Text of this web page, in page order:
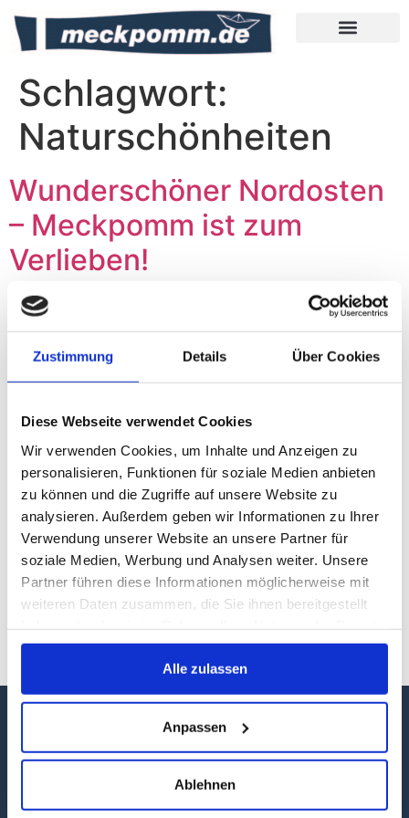
Zustimmung Details Über Cookies
Diese Webseite verwendet Cookies
Wir verwenden Cookies, um Inhalte und Anzeigen zu
personalisieren, Funktionen für soziale Medien anbieten
zu können und die Zugriffe auf unsere Website zu
analysieren. Außerdem geben wir Informationen zu Ihrer
Verwendung unserer Website an unsere Partner für
soziale Medien, Werbung und Analysen weiter. Unsere
Partner führen diese Informationen möglicherweise mit
weiteren Daten zusammen, die Sie ihnen bereitgestellt
gesammelt haben.
Alle zulassen
Anpassen
Ablehnen
Schlagwort:
Naturschönheiten
Wunderschöner Nordosten
– Meckpomm ist zum
Verlieben!
Viele Urlauber entdecken voller Begeisterung, was
Einheimische hierzulande tagein tagaus genießen: das
paradiesische Mecklenburg-Vorpommern. Unter dem
Titel Wunderschöner Nordosten hat der Nordkurier nun
herausgegeben – diesmal mit doppelt so vielen